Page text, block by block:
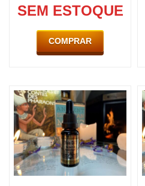
SEM ESTOQUE
COMPRAR